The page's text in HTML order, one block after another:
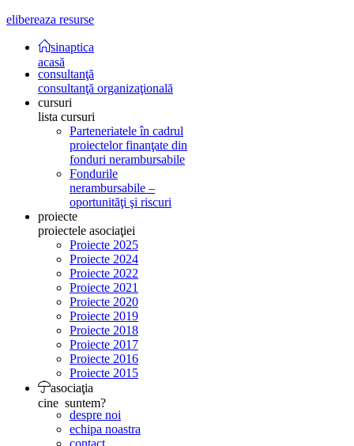
elibereaza resurse
sinaptica
acasă
consultanţă
consultanţă organizaţională
cursuri
lista cursuri
Parteneriatele în cadrul
proiectelor finanţate din
fonduri nerambursabile
Fondurile
nerambursabile –
oportunităţi şi riscuri
proiecte
proiectele asociaţiei
Proiecte 2025
Proiecte 2024
Proiecte 2022
Proiecte 2021
Proiecte 2020
Proiecte 2019
Proiecte 2018
Proiecte 2017
Proiecte 2016
Proiecte 2015
asociaţia
cine suntem?
despre noi
echipa noastra
contact